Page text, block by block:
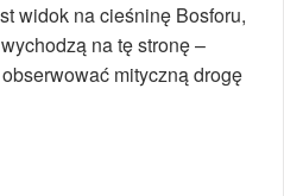
widok na cieśninę Bosforu,
na tę stronę –
mityczną drogę